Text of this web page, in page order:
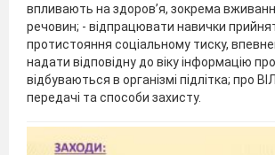
впливають на здоров’я, зокрема
речовин; - відпрацювати навички
протистояння соціальному тиску,
надати відповідну до віку інформацію
відбуваються в організмі підлітка; про
передачі та способи захисту.